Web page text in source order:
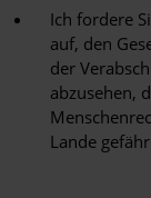
Ich fordere
auf, den
der
abzusehen,
Lande